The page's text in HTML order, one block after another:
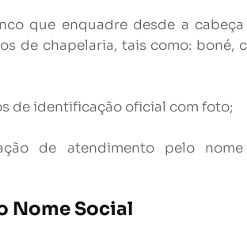
que enquadre desde a
de chapelaria, tais como: boné,
de identificação oficial com foto;
de atendimento pelo nome
Nome Social